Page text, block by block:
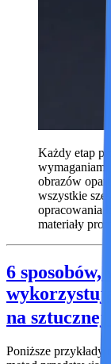
Każdy etap
obrazów
wszystkie
opracowania
materiały
6
na sztucznej
Poniższe przykłady